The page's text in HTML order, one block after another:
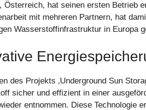
Österreich, hat seinen ersten Betrieb
mit mehreren Partnern, hat
Wasserstoffinfrastruktur in Europa
des Projekts ‚Underground Sun
sicher und effizient in einer
entnommen. Diese Technologie